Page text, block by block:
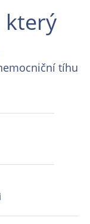
který
tíhu